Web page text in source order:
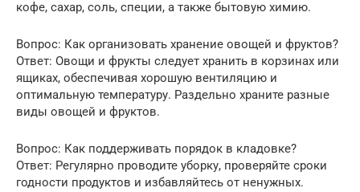
кофе, сахар, соль, специи, а также бытовую химию.
Вопрос: Как организовать хранение овощей и фруктов?
Ответ: Овощи и фрукты следует хранить в корзинах или
ящиках, обеспечивая хорошую вентиляцию и
оптимальную температуру. Раздельно храните разные
виды овощей и фруктов.
Вопрос: Как поддерживать порядок в кладовке?
Ответ: Регулярно проводите уборку, проверяйте сроки
годности продуктов и избавляйтесь от ненужных.